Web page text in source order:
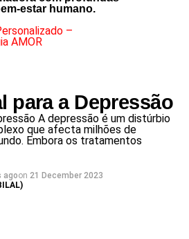
estar humano.
–
AMOR
para a Depressão
A depressão é um distúrbio
que afecta milhões de
Embora os tratamentos
agoon 21 December 2023